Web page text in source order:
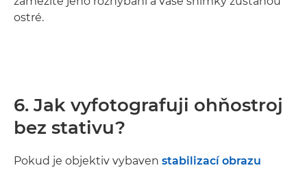
ostré.
6. Jak vyfotografuji ohňostroj
bez stativu?
Pokud je objektiv vybaven stabilizací obrazu